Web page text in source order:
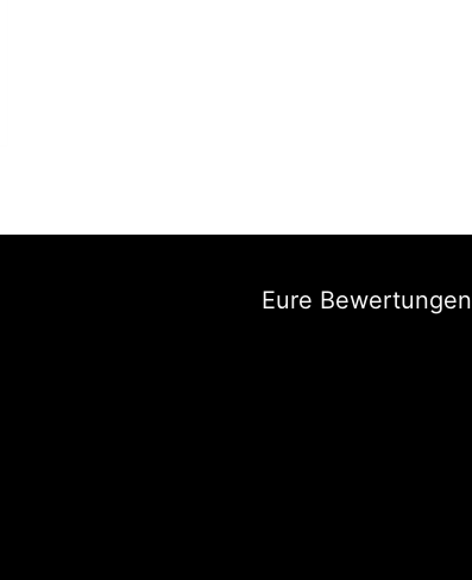
Eure Bewertungen